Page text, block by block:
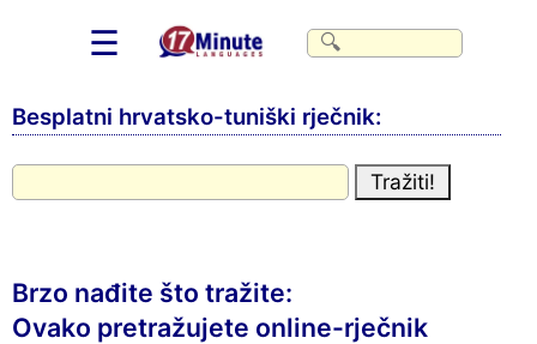
☰
Besplatni hrvatsko-tuniški rječnik:
Brzo nađite što tražite:
Ovako pretražujete online-rječnik